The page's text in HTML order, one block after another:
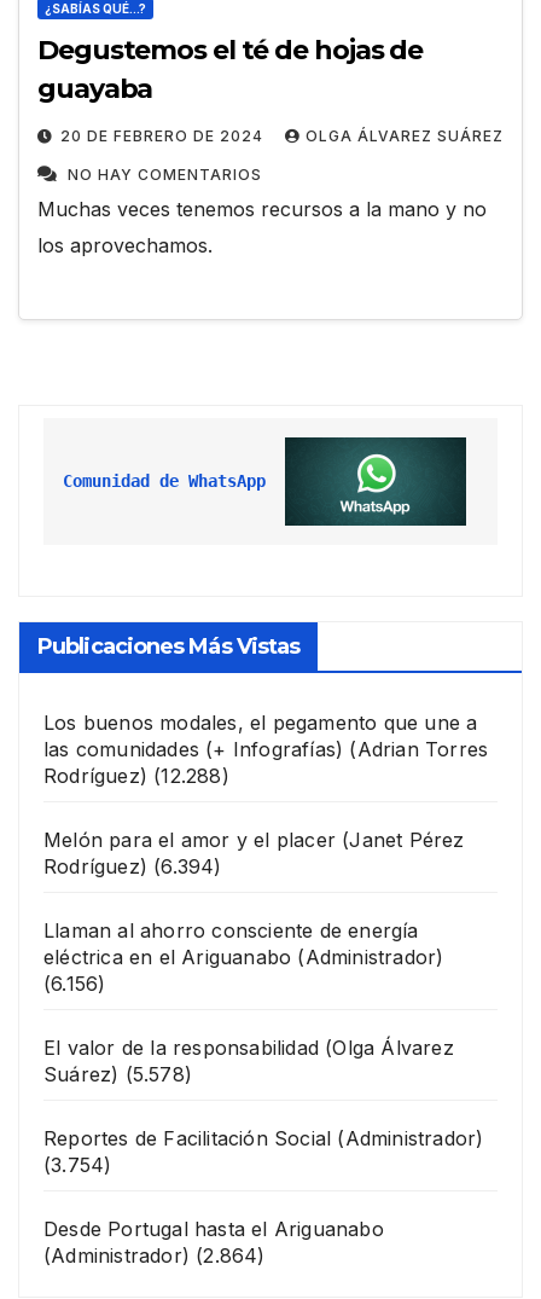
¿SABÍAS QUÉ...?
Degustemos el té de hojas de
guayaba
20 DE FEBRERO DE 2024 OLGA ÁLVAREZ SUÁREZ
NO HAY COMENTARIOS
Muchas veces tenemos recursos a la mano y no
los aprovechamos.
Comunidad de WhatsApp
Publicaciones Más Vistas
Los buenos modales, el pegamento que une a
las comunidades (+ Infografías) (Adrian Torres
Rodríguez) (12.288)
Melón para el amor y el placer (Janet Pérez
Rodríguez) (6.394)
Llaman al ahorro consciente de energía
eléctrica en el Ariguanabo (Administrador)
(6.156)
El valor de la responsabilidad (Olga Álvarez
Suárez) (5.578)
Reportes de Facilitación Social (Administrador)
(3.754)
Desde Portugal hasta el Ariguanabo
(Administrador) (2.864)